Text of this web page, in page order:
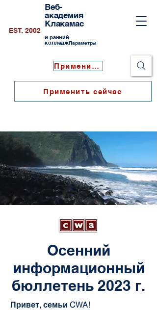
Веб-
академия
Клакамас
и ранний
колледжПараметры
EST. 2002
Применить сейчас
Применить сейчас
Осенний
информационный
бюллетень 2023 г.
Привет, семьи CWA!